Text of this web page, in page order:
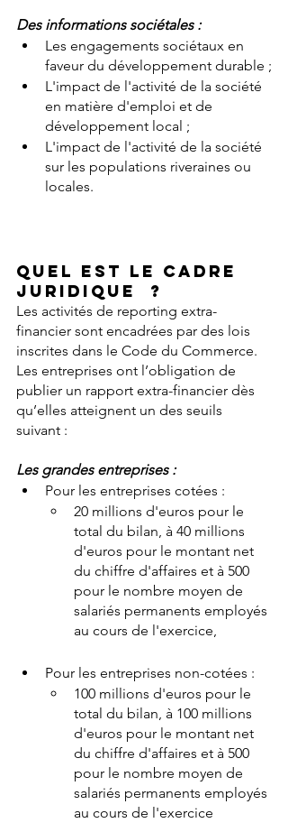
Des informations sociétales :
Les engagements sociétaux en
faveur du développement durable ;
L'impact de l'activité de la société
en matière d'emploi et de
développement local ;
L'impact de l'activité de la société
sur les populations riveraines ou
locales.
Quel est le cadre
juridique ?
Les activités de reporting extra-
financier sont encadrées par des lois
inscrites dans le Code du Commerce.
Les entreprises ont l’obligation de
publier un rapport extra-financier dès
qu’elles atteignent un des seuils
suivant :
Les grandes entreprises :
Pour les entreprises cotées :
20 millions d'euros pour le
total du bilan, à 40 millions
d'euros pour le montant net
du chiffre d'affaires et à 500
pour le nombre moyen de
salariés permanents employés
au cours de l'exercice,
Pour les entreprises non-cotées :
100 millions d'euros pour le
total du bilan, à 100 millions
d'euros pour le montant net
du chiffre d'affaires et à 500
pour le nombre moyen de
salariés permanents employés
au cours de l'exercice